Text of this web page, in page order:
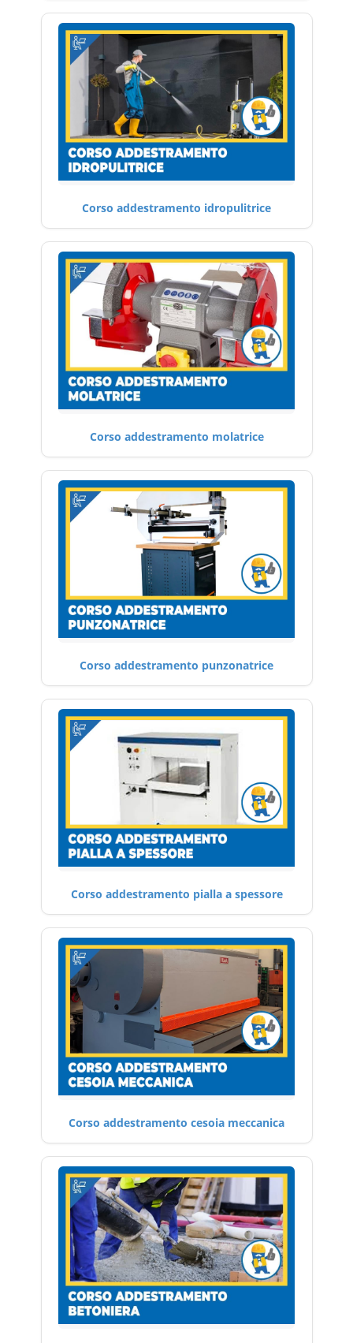
Corso addestramento idropulitrice
Corso addestramento molatrice
Corso addestramento punzonatrice
Corso addestramento pialla a spessore
Corso addestramento cesoia meccanica